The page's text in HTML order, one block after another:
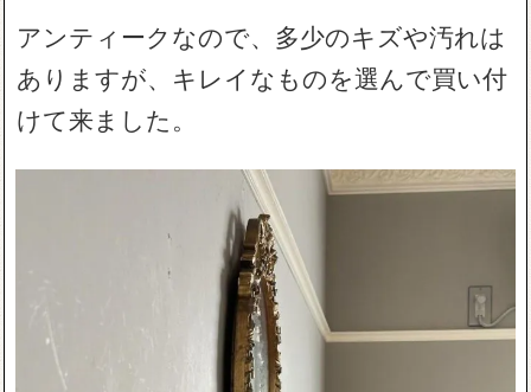
アンティークなので、多少のキズや汚れは
ありますが、キレイなものを選んで買い付
けて来ました。